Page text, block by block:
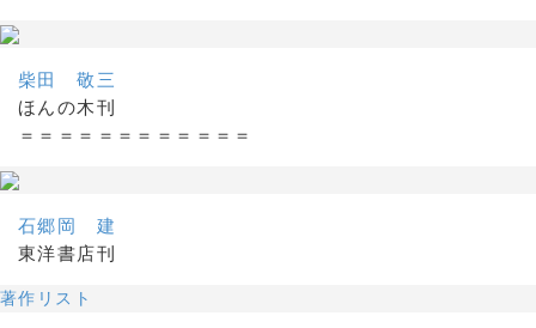
柴田 敬三
ほんの木刊
＝＝＝＝＝＝＝＝＝＝＝＝
石郷岡 建
東洋書店刊
著作リスト